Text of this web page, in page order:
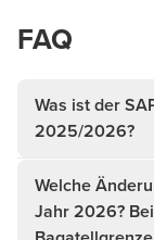
FAQ
Was ist der
2025/2026?
Welche
Jahr 2026?